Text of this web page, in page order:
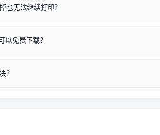
于同系列，官方驱动名称通常显示为
本站提供的驱动都是站长在实战中高频使用的，要是驱
按键；
络打印模式。如果没有，再采用USB局域网共享
统USB打印机升级为独立网络打
类型。
到当前的操作系统版本以及系统架构。
处理器的超薄本、Surface Pro X等 Windows
门的 ARM 专用驱动。普通电脑用户请忽略本条。
也无法继续打印？
维护」
下，点击【清空打印任务】按钮，软件将自动安全
以免费下载？
删除的打印队列；
？